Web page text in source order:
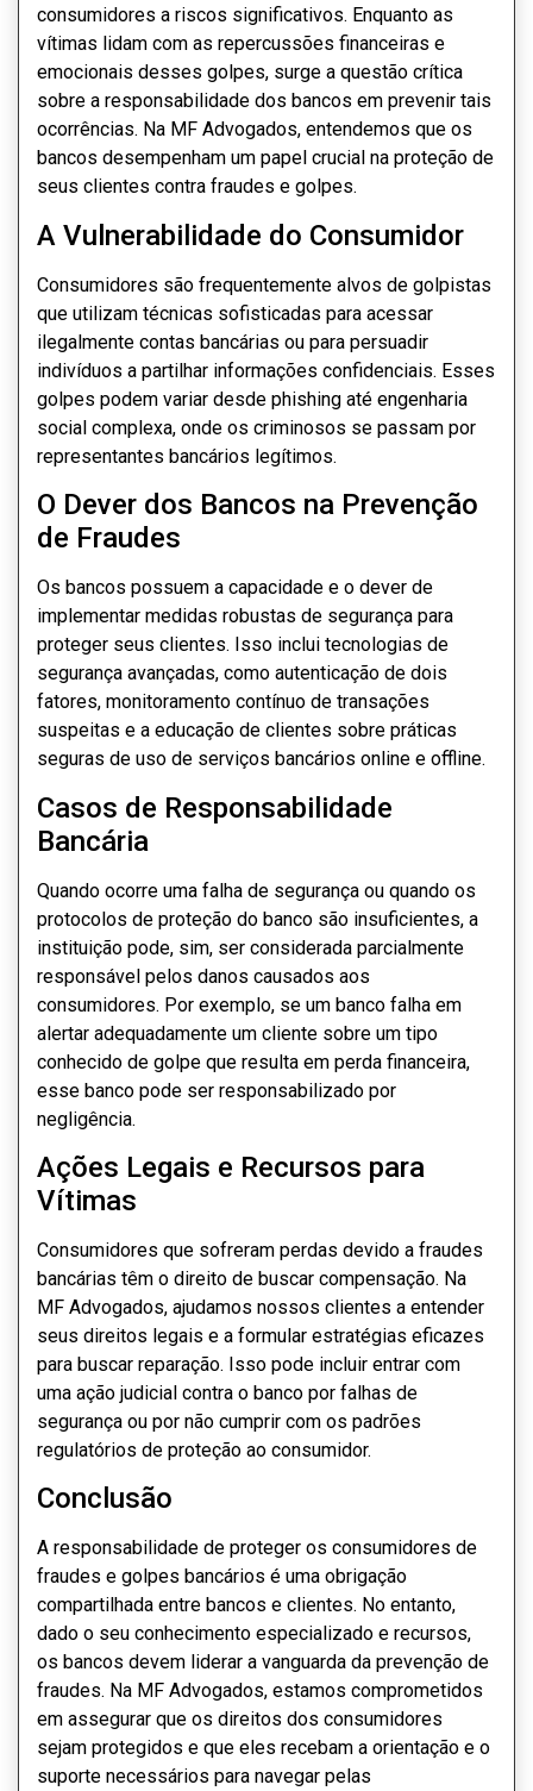
24/07/2024
consumidores a riscos significativos. Enquanto as
vítimas lidam com as repercussões financeiras e
emocionais desses golpes, surge a questão crítica
sobre a responsabilidade dos bancos em prevenir tais
ocorrências. Na MF Advogados, entendemos que os
bancos desempenham um papel crucial na proteção de
seus clientes contra fraudes e golpes.
A Vulnerabilidade do Consumidor
Consumidores são frequentemente alvos de golpistas
que utilizam técnicas sofisticadas para acessar
ilegalmente contas bancárias ou para persuadir
indivíduos a partilhar informações confidenciais. Esses
golpes podem variar desde phishing até engenharia
social complexa, onde os criminosos se passam por
representantes bancários legítimos.
O Dever dos Bancos na Prevenção
de Fraudes
Os bancos possuem a capacidade e o dever de
implementar medidas robustas de segurança para
proteger seus clientes. Isso inclui tecnologias de
segurança avançadas, como autenticação de dois
fatores, monitoramento contínuo de transações
suspeitas e a educação de clientes sobre práticas
seguras de uso de serviços bancários online e offline.
Casos de Responsabilidade
Bancária
Quando ocorre uma falha de segurança ou quando os
protocolos de proteção do banco são insuficientes, a
instituição pode, sim, ser considerada parcialmente
responsável pelos danos causados aos
consumidores. Por exemplo, se um banco falha em
alertar adequadamente um cliente sobre um tipo
conhecido de golpe que resulta em perda financeira,
esse banco pode ser responsabilizado por
negligência.
Ações Legais e Recursos para
Vítimas
Consumidores que sofreram perdas devido a fraudes
bancárias têm o direito de buscar compensação. Na
MF Advogados, ajudamos nossos clientes a entender
seus direitos legais e a formular estratégias eficazes
para buscar reparação. Isso pode incluir entrar com
uma ação judicial contra o banco por falhas de
segurança ou por não cumprir com os padrões
regulatórios de proteção ao consumidor.
Conclusão
A responsabilidade de proteger os consumidores de
fraudes e golpes bancários é uma obrigação
compartilhada entre bancos e clientes. No entanto,
dado o seu conhecimento especializado e recursos,
os bancos devem liderar a vanguarda da prevenção de
fraudes. Na MF Advogados, estamos comprometidos
em assegurar que os direitos dos consumidores
sejam protegidos e que eles recebam a orientação e o
suporte necessários para navegar pelas